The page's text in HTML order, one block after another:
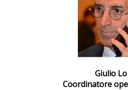
Giulio
Coordinatore